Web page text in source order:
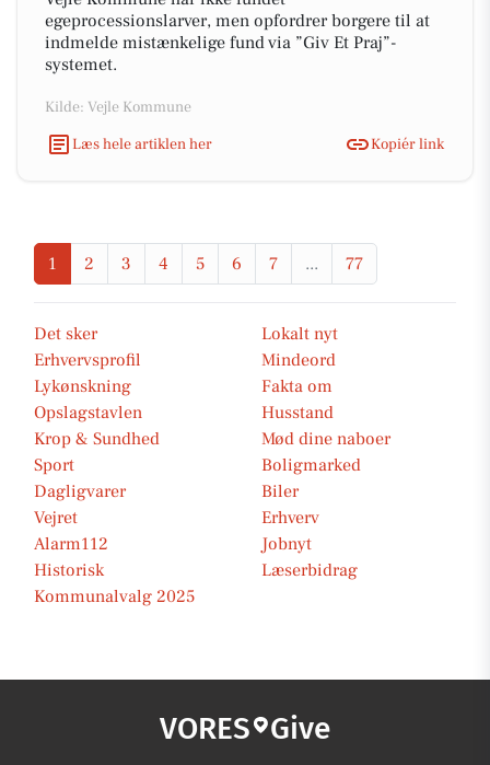
egeprocessionslarver, men opfordrer borgere til at
indmelde mistænkelige fund via ”Giv Et Praj”-
systemet.
Kilde: Vejle Kommune
Læs hele artiklen her
Kopiér link
1 2 3 4 5 6 7 ... 77
Det sker
Lokalt nyt
Erhvervsprofil
Mindeord
Lykønskning
Fakta om
Opslagstavlen
Husstand
Krop & Sundhed
Mød dine naboer
Sport
Boligmarked
Dagligvarer
Biler
Vejret
Erhverv
Alarm112
Jobnyt
Historisk
Læserbidrag
Kommunalvalg 2025
VORES Give